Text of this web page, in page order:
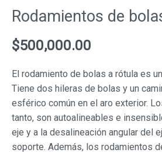
Rodamientos de
$500,000.00
El rodamiento de bolas a rótula es
Tiene dos hileras de bolas y un
esférico común en el aro exterior.
tanto, son autoalineables e
eje y a la desalineación angular del
soporte. Además, los rodamientos